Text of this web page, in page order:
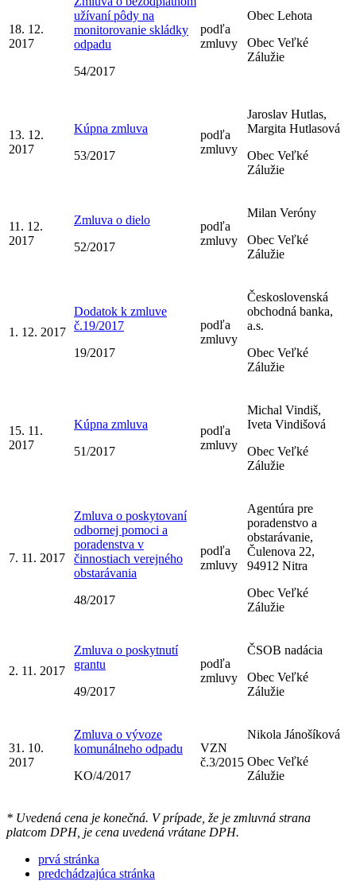
18. 12.
2017
užívaní pôdy na
monitorovanie skládky
odpadu
54/2017
podľa
zmluvy
Obec Lehota
Obec Veľké
Zálužie
13. 12.
2017
Kúpna zmluva
53/2017
podľa
zmluvy
Jaroslav Hutlas,
Margita Hutlasová
Obec Veľké
Zálužie
11. 12.
2017
Zmluva o dielo
52/2017
podľa
zmluvy
Milan Veróny
Obec Veľké
Zálužie
1. 12. 2017
Dodatok k zmluve
č.19/2017
19/2017
podľa
zmluvy
Československá
obchodná banka,
a.s.
Obec Veľké
Zálužie
15. 11.
2017
Kúpna zmluva
51/2017
podľa
zmluvy
Michal Vindiš,
Iveta Vindišová
Obec Veľké
Zálužie
7. 11. 2017
Zmluva o poskytovaní
odbornej pomoci a
poradenstva v
činnostiach verejného
obstarávania
48/2017
podľa
zmluvy
Agentúra pre
poradenstvo a
obstarávanie,
Čulenova 22,
94912 Nitra
Obec Veľké
Zálužie
2. 11. 2017
Zmluva o poskytnutí
grantu
49/2017
podľa
zmluvy
ČSOB nadácia
Obec Veľké
Zálužie
31. 10.
2017
Zmluva o vývoze
komunálneho odpadu
KO/4/2017
VZN
č.3/2015
Nikola Jánošíková
Obec Veľké
Zálužie
* Uvedená cena je konečná. V prípade, že je zmluvná strana
platcom DPH, je cena uvedená vrátane DPH.
prvá stránka
predchádzajúca stránka